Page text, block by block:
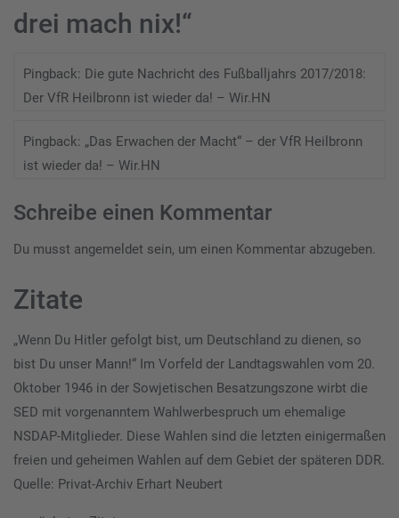
drei mach nix!“
Pingback: Die gute Nachricht des Fußballjahrs 2017/2018:
Der VfR Heilbronn ist wieder da! – Wir.HN
Pingback: „Das Erwachen der Macht“ – der VfR Heilbronn
ist wieder da! – Wir.HN
Schreibe einen Kommentar
Du musst angemeldet sein, um einen Kommentar abzugeben.
Zitate
„Wenn Du Hitler gefolgt bist, um Deutschland zu dienen, so
bist Du unser Mann!“ Im Vorfeld der Landtagswahlen vom 20.
Oktober 1946 in der Sowjetischen Besatzungszone wirbt die
SED mit vorgenanntem Wahlwerbespruch um ehemalige
NSDAP-Mitglieder. Diese Wahlen sind die letzten einigermaßen
freien und geheimen Wahlen auf dem Gebiet der späteren DDR.
Quelle: Privat-Archiv Erhart Neubert